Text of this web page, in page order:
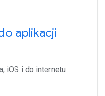
aplikacji
iOS i do internetu